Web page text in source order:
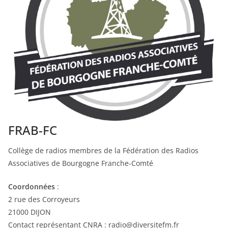
FRAB-FC
Collège de radios membres de la Fédération des Radios
Associatives de Bourgogne Franche-Comté
Coordonnées :
2 rue des Corroyeurs
21000 DIJON
Contact représentant CNRA : radio@diversitefm.fr